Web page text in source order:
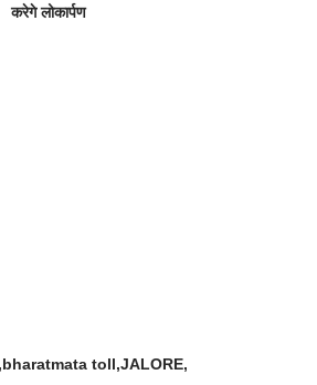
करेगे लोकार्पण
bharatmata toll JALORE